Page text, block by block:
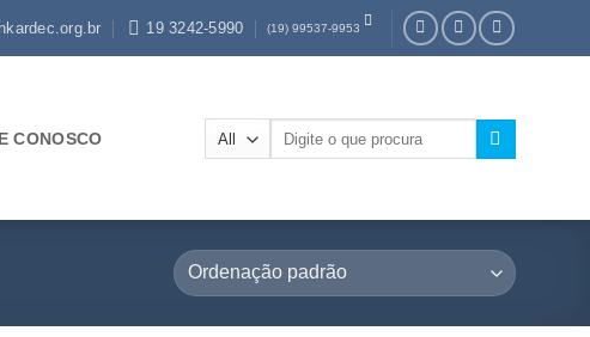
19 3242-5990 (19) 99537-9953
CONOSCO